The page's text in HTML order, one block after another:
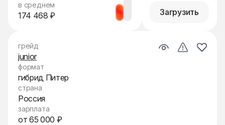
в среднем
174 468 ₽ Загрузить
грейд
junior
формат
гибрид Питер
страна
Россия
зарплата
от 65 000 ₽